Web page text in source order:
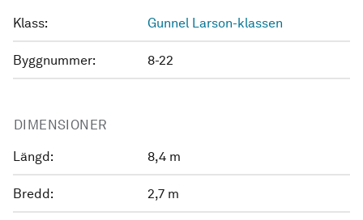
Klass: Gunnel Larson-klassen
Byggnummer: 8-22
DIMENSIONER
Längd: 8,4 m
Bredd: 2,7 m